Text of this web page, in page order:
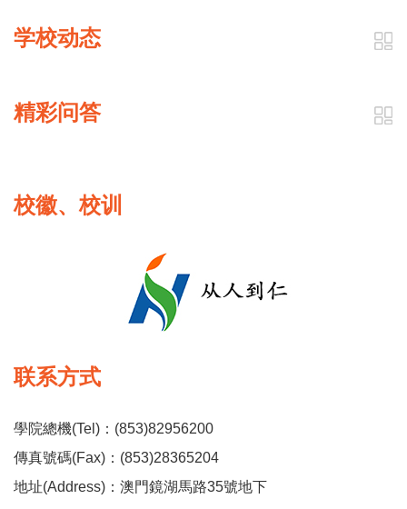
学校动态
精彩问答
校徽、校训
联系方式
學院總機(Tel)：(853)82956200
傳真號碼(Fax)：(853)28365204
地址(Address)：澳門鏡湖馬路35號地下